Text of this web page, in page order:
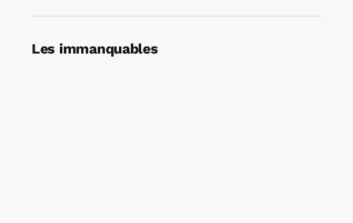
Les immanquables